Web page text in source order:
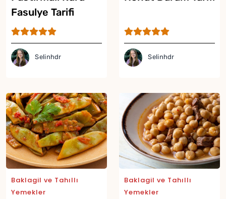
Fasulye Tarifi
Selinhdr Selinhdr
Baklagil ve Tahıllı
Yemekler
Baklagil ve Tahıllı
Yemekler